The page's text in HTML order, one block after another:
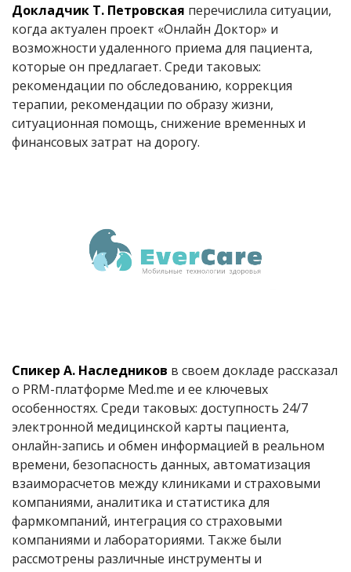
Докладчик Т. Петровская перечислила ситуации,
когда актуален проект «Онлайн Доктор» и
возможности удаленного приема для пациента,
которые он предлагает. Среди таковых:
рекомендации по обследованию, коррекция
терапии, рекомендации по образу жизни,
ситуационная помощь, снижение временных и
финансовых затрат на дорогу.
Спикер А. Наследников в своем докладе рассказал
о PRM-платформе Med.me и ее ключевых
особенностях. Среди таковых: доступность 24/7
электронной медицинской карты пациента,
онлайн-запись и обмен информацией в реальном
времени, безопасность данных, автоматизация
взаиморасчетов между клиниками и страховыми
компаниями, аналитика и статистика для
фармкомпаний, интеграция со страховыми
компаниями и лабораториями. Также были
рассмотрены различные инструменты и